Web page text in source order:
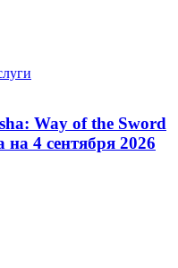
Way of the Sword
на 4 сентября 2026